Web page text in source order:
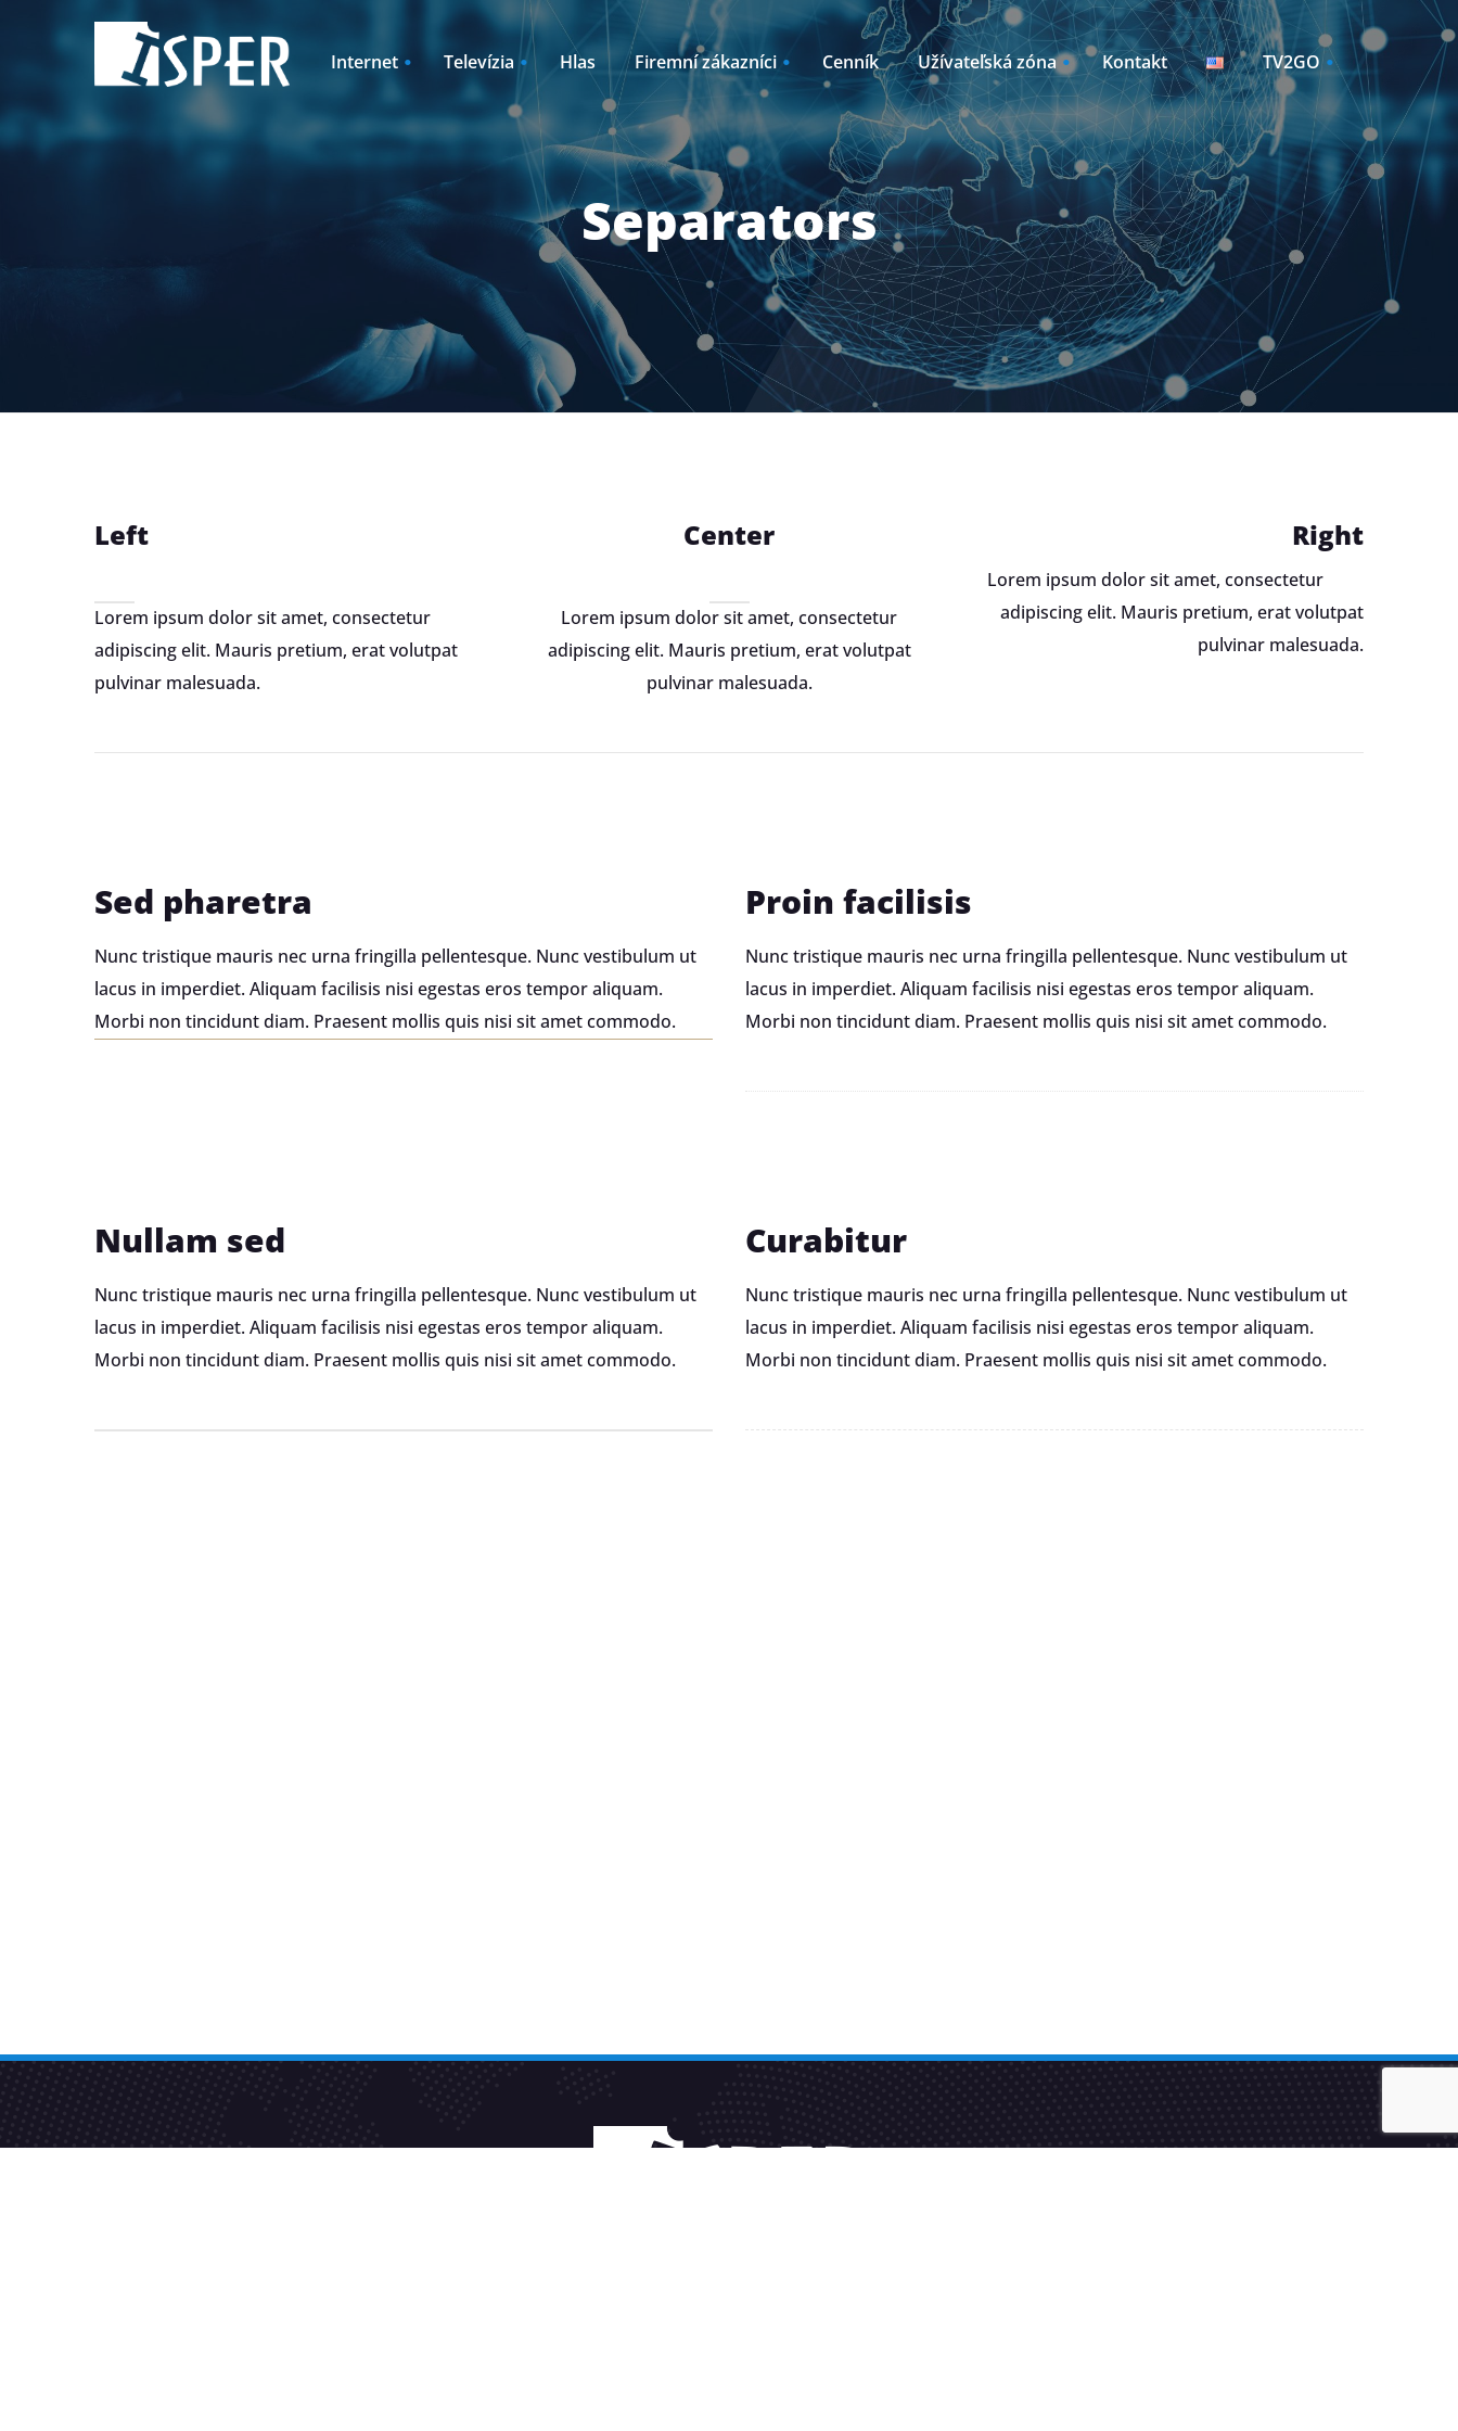
Internet
Pevný internet + televízia
Internet pre rodinné domy
+ televízia
Cenník
Televízia
Rozširujúce balíky k TV2GO
Televízia + pevný internet
Televízia + Internet pre
rodinné domy
Cenník
Hlas Firemní zákazníci
Internet
Outsourcing
Cenník Užívateľská zóna
Akcie
Oznamy / Novinky /
Plánované odstávky
Kto sme
Časté otázky
Zmena podniku
Kontakt TV2GO
Sleduj TV2GO
Manažment zariadení
Separators
Left
Lorem ipsum dolor sit amet, consectetur
adipiscing elit. Mauris pretium, erat volutpat
pulvinar malesuada.
Center
Lorem ipsum dolor sit amet, consectetur
adipiscing elit. Mauris pretium, erat volutpat
pulvinar malesuada.
Right
Lorem ipsum dolor sit amet, consectetur
adipiscing elit. Mauris pretium, erat volutpat
pulvinar malesuada.
Sed pharetra
Nunc tristique mauris nec urna fringilla pellentesque. Nunc vestibulum ut
lacus in imperdiet. Aliquam facilisis nisi egestas eros tempor aliquam.
Morbi non tincidunt diam. Praesent mollis quis nisi sit amet commodo.
Proin facilisis
Nunc tristique mauris nec urna fringilla pellentesque. Nunc vestibulum ut
lacus in imperdiet. Aliquam facilisis nisi egestas eros tempor aliquam.
Morbi non tincidunt diam. Praesent mollis quis nisi sit amet commodo.
Nullam sed
Nunc tristique mauris nec urna fringilla pellentesque. Nunc vestibulum ut
lacus in imperdiet. Aliquam facilisis nisi egestas eros tempor aliquam.
Morbi non tincidunt diam. Praesent mollis quis nisi sit amet commodo.
Curabitur
Nunc tristique mauris nec urna fringilla pellentesque. Nunc vestibulum ut
lacus in imperdiet. Aliquam facilisis nisi egestas eros tempor aliquam.
Morbi non tincidunt diam. Praesent mollis quis nisi sit amet commodo.